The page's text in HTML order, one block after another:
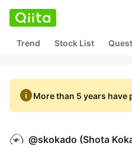
Trend Stock List
infoMore than 5 years have
@skokado (Shota